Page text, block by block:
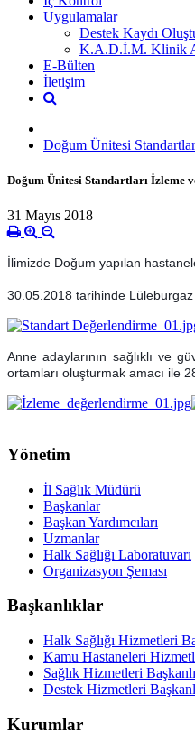
Uygulamalar
Destek Kaydı
K.A.D.İ.M. Klinik
E-Bülten
İletişim
Doğum Ünitesi
Doğum Ünitesi Standartları İzleme
31 Mayıs 2018
İlimizde Doğum yapılan
30.05.2018 tarihinde Lüleburgaz
Anne adaylarının sağlıklı ve
ortamları oluşturmak amacı ile
Yönetim
İl Sağlık Müdürü
Başkanlar
Başkan Yardımcıları
Uzmanlar
Halk Sağlığı Laboratuvarı
Organizasyon Şeması
Başkanlıklar
Halk Sağlığı Hizmetleri
Kamu Hastaneleri
Sağlık Hizmetleri
Destek Hizmetleri
Kurumlar